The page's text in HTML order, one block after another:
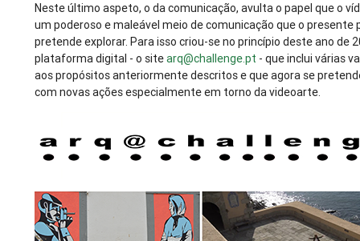
Neste último aspeto, o da comunicação, avulta o papel que o
um poderoso e maleável meio de comunicação que o presente
pretende explorar. Para isso criou-se no princípio deste ano de
plataforma digital - o sitearq@challenge.pt - que inclui várias
aos propósitos anteriormente descritos e que agora se
com novas ações especialmente em torno da videoarte.